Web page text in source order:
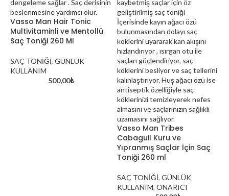
Vasso Man Hair Tonic
Multivitaminli ve Mentollü
Saç Toniği 260 Ml
SAÇ TONİĞİ, GÜNLÜK
KULLANIM
500,00₺
Vasso Man Tribes
Cabaguil Kuru ve
Yıpranmış Saçlar İçin Saç
Toniği 260 ml
SAÇ TONİĞİ, GÜNLÜK
KULLANIM, ONARICI